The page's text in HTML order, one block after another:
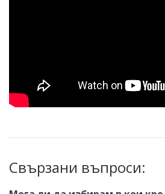
Свързани въпроси: